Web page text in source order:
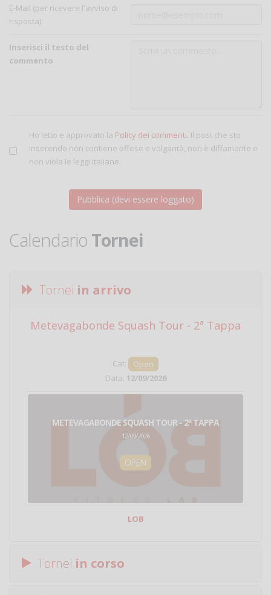
E-Mail (per ricevere l'avviso di
risposta)
Inserisci il testo del
commento
Ho letto e approvato la Policy dei commenti. Il post che sto
inserendo non contiene offese e volgarità, non è diffamante e
non viola le leggi italiane.
Calendario Tornei
Tornei in arrivo
Metevagabonde Squash Tour - 2ª Tappa
Cat:
Open
Data: 12/09/2026
METEVAGABONDE SQUASH TOUR - 2ª TAPPA
12/09/2026
OPEN
LOB
Tornei in corso